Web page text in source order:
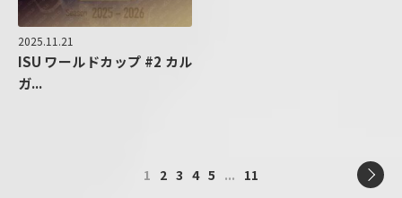
2025.11.21
ISU ワールドカップ #2 カル
ガ...
1 2 3 4 5 ... 11